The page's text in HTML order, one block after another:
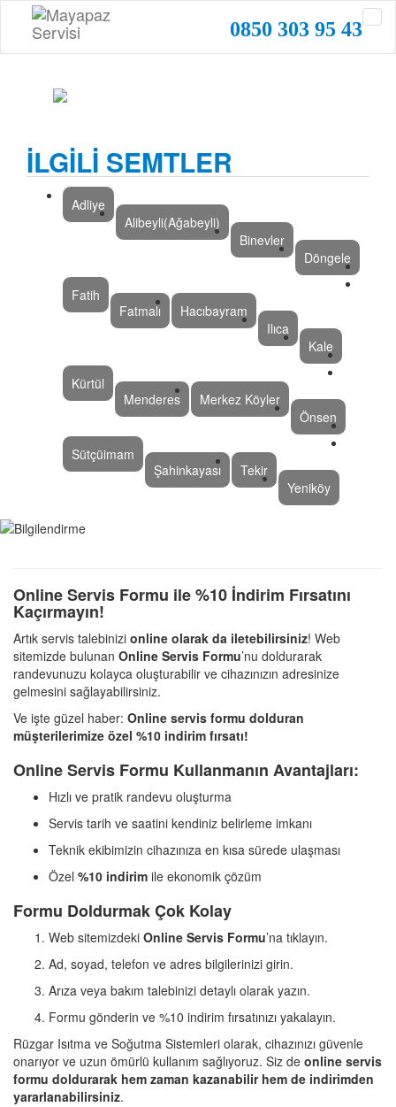
0850 303 95 43
İLGİLİ SEMTLER
Adliye
Alibeyli(Ağabeyli)
Binevler
Döngele
Fatih
Fatmalı
Hacıbayram
Ilıca
Kale
Kürtül
Menderes
Merkez Köyler
Önsen
Sütçüimam
Şahinkayası
Tekir
Yeniköy
Online Servis Formu ile %10 İndirim Fırsatını
Kaçırmayın!
Artık servis talebinizi online olarak da iletebilirsiniz! Web
sitemizde bulunan Online Servis Formu’nu doldurarak
randevunuzu kolayca oluşturabilir ve cihazınızın adresinize
gelmesini sağlayabilirsiniz.
Ve işte güzel haber: Online servis formu dolduran
müşterilerimize özel %10 indirim fırsatı!
Online Servis Formu Kullanmanın Avantajları:
Hızlı ve pratik randevu oluşturma
Servis tarih ve saatini kendiniz belirleme imkanı
Teknik ekibimizin cihazınıza en kısa sürede ulaşması
Özel %10 indirim ile ekonomik çözüm
Formu Doldurmak Çok Kolay
Web sitemizdeki Online Servis Formu’na tıklayın.
Ad, soyad, telefon ve adres bilgilerinizi girin.
Arıza veya bakım talebinizi detaylı olarak yazın.
Formu gönderin ve %10 indirim fırsatınızı yakalayın.
Rüzgar Isıtma ve Soğutma Sistemleri olarak, cihazınızı güvenle
onarıyor ve uzun ömürlü kullanım sağlıyoruz. Siz de online servis
formu doldurarak hem zaman kazanabilir hem de indirimden
yararlanabilirsiniz.